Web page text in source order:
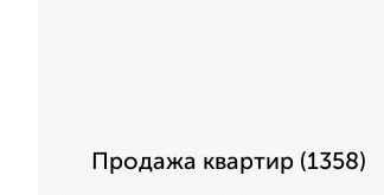
Продажа квартир (1358)